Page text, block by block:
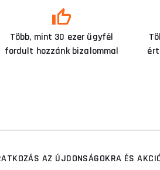
Több, mint 30 ezer ügyfél
fordult hozzánk bizalommal
AZ ÚJDONSÁGOKRA ÉS